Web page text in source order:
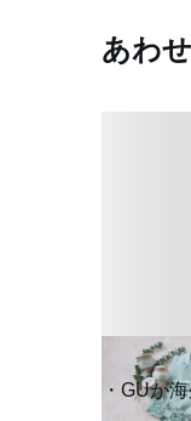
あわ
GUが